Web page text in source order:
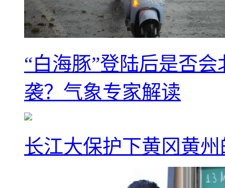
“白海豚”登陆后是否
袭？气象专家解读
长江大保护下黄冈黄